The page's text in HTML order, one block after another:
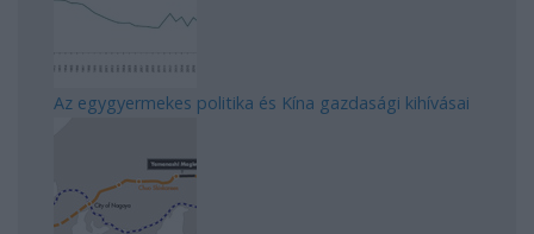
Az egygyermekes politika és Kína gazdasági kihívásai